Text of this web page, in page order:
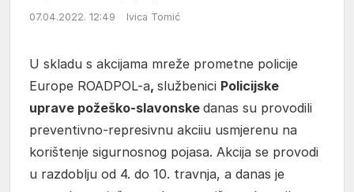
07.04.2022. 12:49 Ivica Tomić
U skladu s akcijama mreže prometne policije
Europe ROADPOL-a, službenici Policijske
uprave požeško-slavonske danas su provodili
preventivno-represivnu akciiu usmjerenu na
korištenje sigurnosnog pojasa. Akcija se provodi
u razdoblju od 4. do 10. travnja, a danas je